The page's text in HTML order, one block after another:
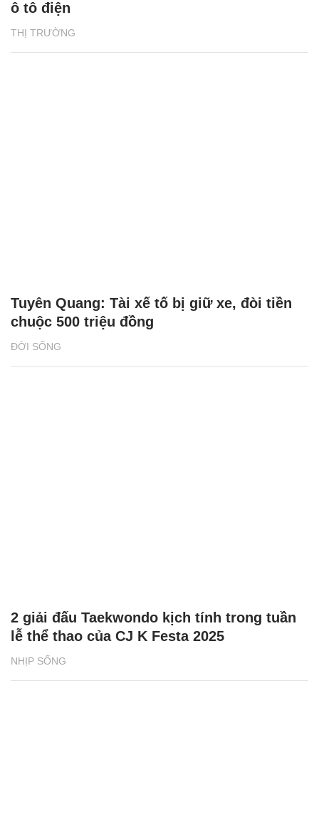
THỊ TRƯỜNG
ô tô điện
ĐỜI SỐNG
Tuyên Quang: Tài xế tố bị giữ xe, đòi tiền
chuộc 500 triệu đồng
NHỊP SỐNG
2 giải đấu Taekwondo kịch tính trong tuần
lễ thể thao của CJ K Festa 2025